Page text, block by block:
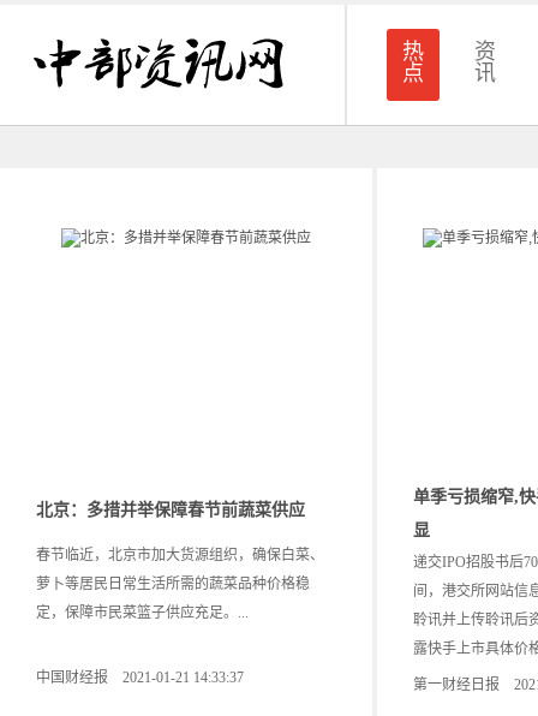
热
点
资
讯
北京：多措并举保障春节前蔬菜供应
春节临近，北京市加大货源组织，确保白菜、
萝卜等居民日常生活所需的蔬菜品种价格稳
定，保障市民菜篮子供应充足。...
中国财经报 2021-01-21 14:33:37
单季亏损缩窄,
显
递交IPO招股书后
间，港交所网站信
聆讯并上传聆讯后
露快手上市具体价
第一财经日报